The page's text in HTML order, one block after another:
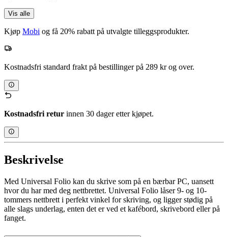
Vis alle
Kjøp Mobi og få 20% rabatt på utvalgte tilleggsprodukter.
Kostnadsfri standard frakt på bestillinger på 289 kr og over.
Kostnadsfri retur innen 30 dager etter kjøpet.
Beskrivelse
Med Universal Folio kan du skrive som på en bærbar PC, uansett
hvor du har med deg nettbrettet. Universal Folio låser 9- og 10-
tommers nettbrett i perfekt vinkel for skriving, og ligger stødig på
alle slags underlag, enten det er ved et kafébord, skrivebord eller på
fanget.